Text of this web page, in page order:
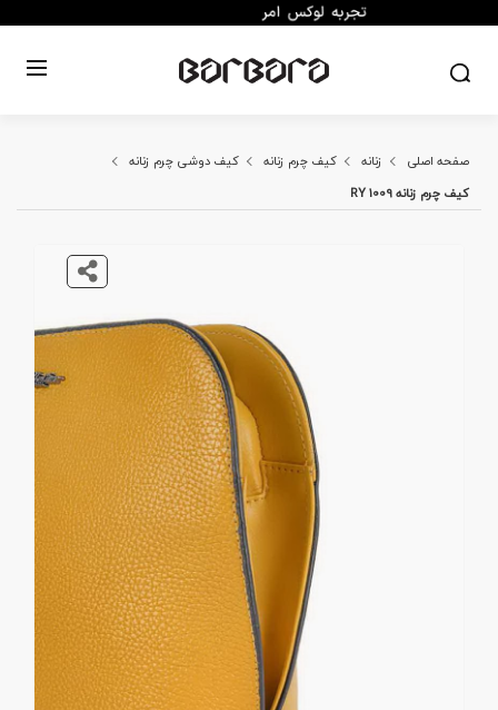
صفحه اصلی زنانه کیف چرم زنانه
کیف دوشی چرم زنانه
کیف چرم زنانه RY 1009